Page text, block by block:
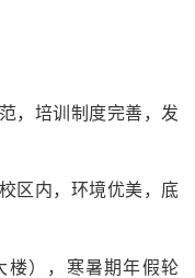
，培训制度完善，发
区内，环境优美，底
楼），寒暑期年假轮